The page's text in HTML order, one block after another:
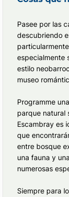
Pasee por las
descubriendo
especialmente
estilo
museo
Programme
parque natural
Escambray es
que
entre bosque
una fauna y
numerosas
Siempre para